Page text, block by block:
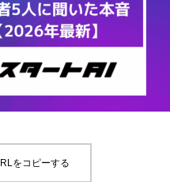
をコピーする